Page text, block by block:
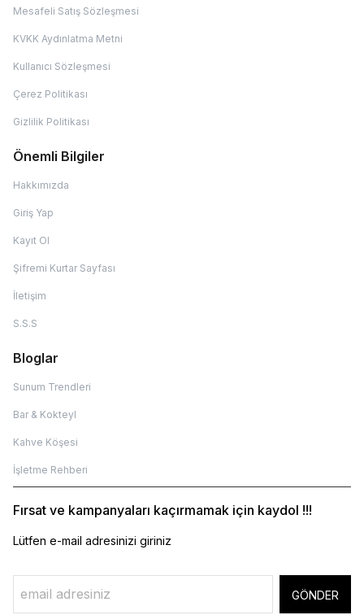
Mesafeli Satış Sözleşmesi
KVKK Aydınlatma Metni
Kullanıcı Sözleşmesi
Çerez Politikası
Gizlilik Politikası
Önemli Bilgiler
Hakkımızda
Giriş Yap
Kayıt Ol
Şifremi Kurtar Sayfası
İletişim
S.S.S
Bloglar
Sunum Trendleri
Bar & Kokteyl
Kahve Köşesi
İşletme Rehberi
Fırsat ve kampanyaları kaçırmamak için kaydol !!!
Lütfen e-mail adresinizi giriniz
GÖNDER